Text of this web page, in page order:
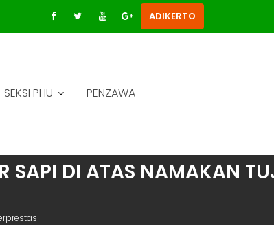
ADIKERTO
SEKSI PHU PENZAWA
SAPI DI ATAS NAMAKAN